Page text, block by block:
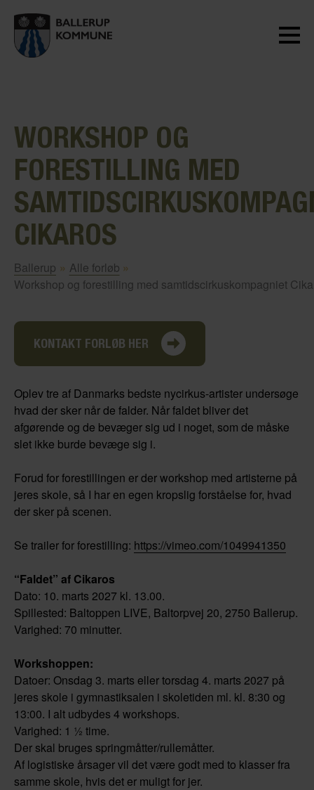
WORKSHOP OG
FORESTILLING MED
CIKAROS
Ballerup » Alle forløb »
Workshop og forestilling med samtidscirkuskompagniet
KONTAKT FORLØB HER
Oplev tre af Danmarks bedste nycirkus-artister undersøge
hvad der sker når de falder. Når faldet bliver det
afgørende og de bevæger sig ud i noget, som de måske
slet ikke burde bevæge sig i.
Forud for forestillingen er der workshop med artisterne på
jeres skole, så I har en egen kropslig forståelse for, hvad
der sker på scenen.
Se trailer for forestilling: https://vimeo.com/1049941350
“Faldet” af Cikaros
Dato: 10. marts 2027 kl. 13.00.
Spillested: Baltoppen LIVE, Baltorpvej 20, 2750 Ballerup.
Varighed: 70 minutter.
Workshoppen:
Datoer: Onsdag 3. marts eller torsdag 4. marts 2027 på
jeres skole i gymnastiksalen i skoletiden ml. kl. 8:30 og
13:00. I alt udbydes 4 workshops.
Varighed: 1 ½ time.
Der skal bruges springmåtter/rullemåtter.
Af logistiske årsager vil det være godt med to klasser fra
samme skole, hvis det er muligt for jer.